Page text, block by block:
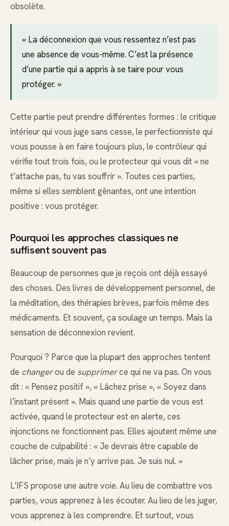
obsolète.
« La déconnexion que vous ressentez n’est pas
une absence de vous-même. C’est la présence
d’une partie qui a appris à se taire pour vous
protéger. »
Cette partie peut prendre différentes formes : le critique
intérieur qui vous juge sans cesse, le perfectionniste qui
vous pousse à en faire toujours plus, le contrôleur qui
vérifie tout trois fois, ou le protecteur qui vous dit « ne
t’attache pas, tu vas souffrir ». Toutes ces parties,
même si elles semblent gênantes, ont une intention
positive : vous protéger.
Pourquoi les approches classiques ne
suffisent souvent pas
Beaucoup de personnes que je reçois ont déjà essayé
des choses. Des livres de développement personnel, de
la méditation, des thérapies brèves, parfois même des
médicaments. Et souvent, ça soulage un temps. Mais la
sensation de déconnexion revient.
Pourquoi ? Parce que la plupart des approches tentent
de changerou de supprimerce qui ne va pas. On vous
dit : « Pensez positif », « Lâchez prise », « Soyez dans
l’instant présent ». Mais quand une partie de vous est
activée, quand le protecteur est en alerte, ces
injonctions ne fonctionnent pas. Elles ajoutent même une
couche de culpabilité : « Je devrais être capable de
lâcher prise, mais je n’y arrive pas. Je suis nul. »
L’IFS propose une autre voie. Au lieu de combattre vos
parties, vous apprenez à les écouter. Au lieu de les juger,
vous apprenez à les comprendre. Et surtout, vous